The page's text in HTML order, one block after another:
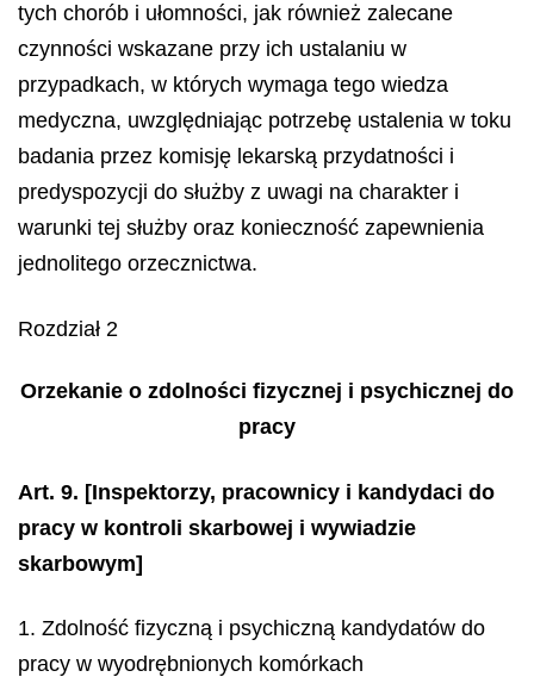
tych chorób i ułomności, jak również zalecane
czynności wskazane przy ich ustalaniu w
przypadkach, w których wymaga tego wiedza
medyczna, uwzględniając potrzebę ustalenia w toku
badania przez komisję lekarską przydatności i
predyspozycji do służby z uwagi na charakter i
warunki tej służby oraz konieczność zapewnienia
jednolitego orzecznictwa.
Rozdział 2
Orzekanie o zdolności fizycznej i psychicznej do
pracy
Art. 9. [Inspektorzy, pracownicy i kandydaci do
pracy w kontroli skarbowej i wywiadzie
skarbowym]
1. Zdolność fizyczną i psychiczną kandydatów do
pracy w wyodrębnionych komórkach